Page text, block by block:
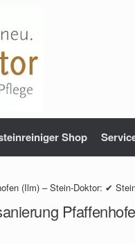
Shop
(Ilm) – Stein-Doktor: ✔